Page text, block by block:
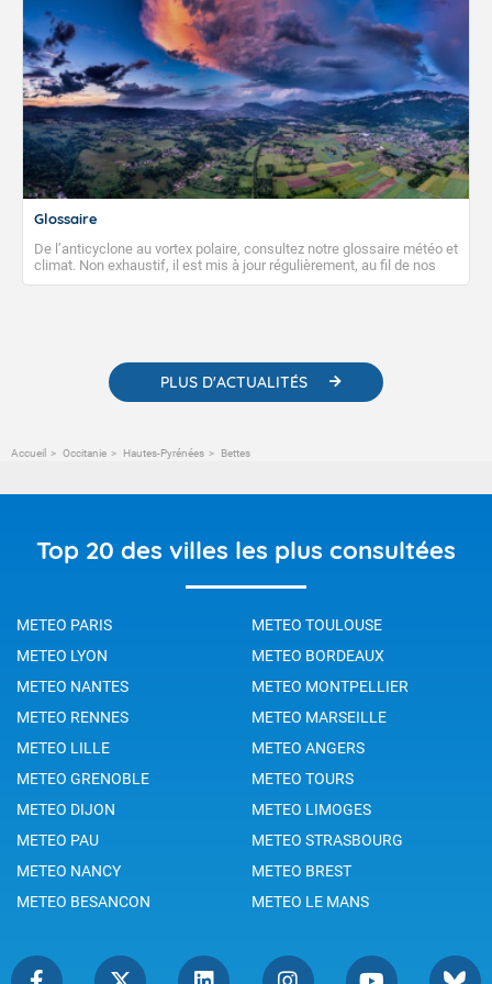
Glossaire
De l’anticyclone au vortex polaire, consultez notre glossaire météo et
climat. Non exhaustif, il est mis à jour régulièrement, au fil de nos
publications. Vous y trouverez également des liens utiles vers nos
PLUS D'ACTUALITÉS
Accueil Occitanie Hautes-Pyrénées Bettes
Top 20 des villes les plus consultées
METEO PARIS
METEO TOULOUSE
METEO LYON
METEO BORDEAUX
METEO NANTES
METEO MONTPELLIER
METEO RENNES
METEO MARSEILLE
METEO LILLE
METEO ANGERS
METEO GRENOBLE
METEO TOURS
METEO DIJON
METEO LIMOGES
METEO PAU
METEO STRASBOURG
METEO NANCY
METEO BREST
METEO BESANCON
METEO LE MANS